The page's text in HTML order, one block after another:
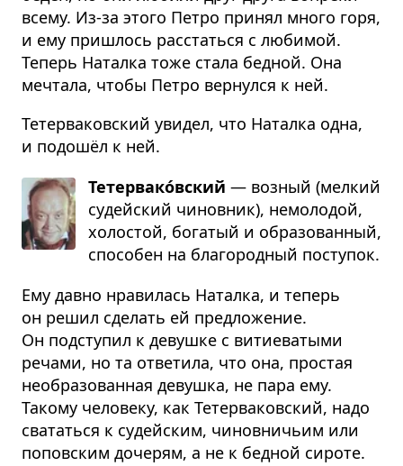
всему. Из-за этого Петро принял много горя,
и ему пришлось расстаться с любимой.
Теперь Наталка тоже стала бедной. Она
мечтала, чтобы Петро вернулся к ней.
Тетерва­ковский увидел, что Наталка одна,
и подошёл к ней.
Тетервако́вский — возный (мелкий
судей­ский чиновник), немо­лодой,
холо­стой, богатый и обра­зо­ванный,
способен на благо­родный поступок.
Ему давно нравилась Наталка, и теперь
он решил сделать ей предложение.
Он подступил к девушке с витиеватыми
речами, но та ответила, что она, простая
необразованная девушка, не пара ему.
Такому человеку, как Тетерва­ковский, надо
свататься к судейским, чиновничьим или
поповским дочерям, а не к бедной сироте.